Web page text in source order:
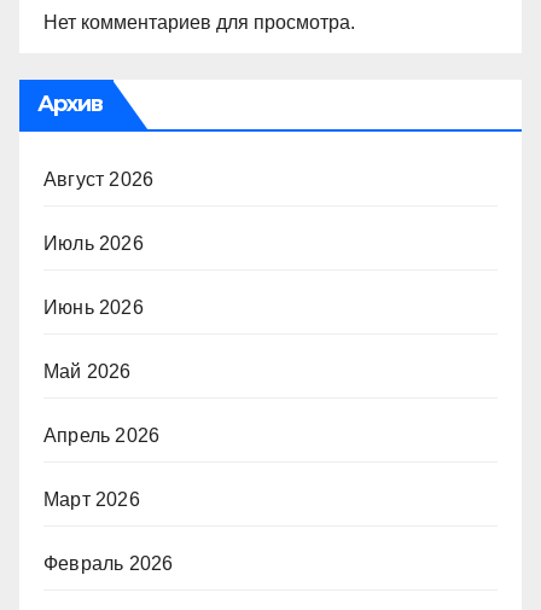
Нет комментариев для просмотра.
Архив
Август 2026
Июль 2026
Июнь 2026
Май 2026
Апрель 2026
Март 2026
Февраль 2026